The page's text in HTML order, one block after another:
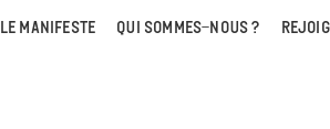
LE MANIFESTE QUI SOMMES-NOUS ?